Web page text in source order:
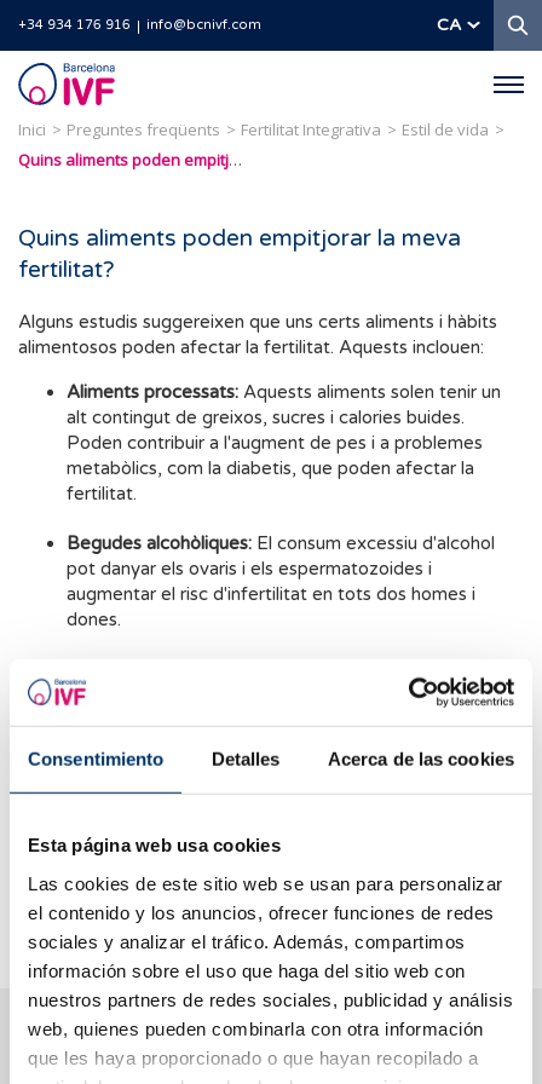
Consentimiento Detalles Acerca de las cookies
Esta página web usa cookies
Las cookies de este sitio web se usan para personalizar
el contenido y los anuncios, ofrecer funciones de redes
sociales y analizar el tráfico. Además, compartimos
información sobre el uso que haga del sitio web con
nuestros partners de redes sociales, publicidad y análisis
web, quienes pueden combinarla con otra información
que les haya proporcionado o que hayan recopilado a
+34 934 176 916 info@bcnivf.com CA
Barcelona
IVF
Inici Preguntes freqüents Fertilitat Integrativa
Estil de vida
Quins aliments poden empitjorar la meva fertilitat?
Quins aliments poden empitjorar la meva
fertilitat?
Alguns estudis suggereixen que uns certs aliments i hàbits
alimentosos poden afectar la fertilitat. Aquests inclouen:
Aliments processats: Aquests aliments solen tenir un
alt contingut de greixos, sucres i calories buides.
Poden contribuir a l'augment de pes i a problemes
metabòlics, com la diabetis, que poden afectar la
fertilitat.
Begudes alcohòliques: El consum excessiu d'alcohol
pot danyar els ovaris i els espermatozoides i
augmentar el risc d'infertilitat en tots dos homes i
dones.
l'ovulació en les dones i reduir la quantitat
Carn vermella:
El consum excessiu de carn vermella pot
augmentar els nivells d'estrogen en el cos, la qual cosa
saturats pot contribuir a problemes metabòlics, com
l'obesitat, que poden afectar la fertilitat.
T’ajudem a resoldre els teus dubtes